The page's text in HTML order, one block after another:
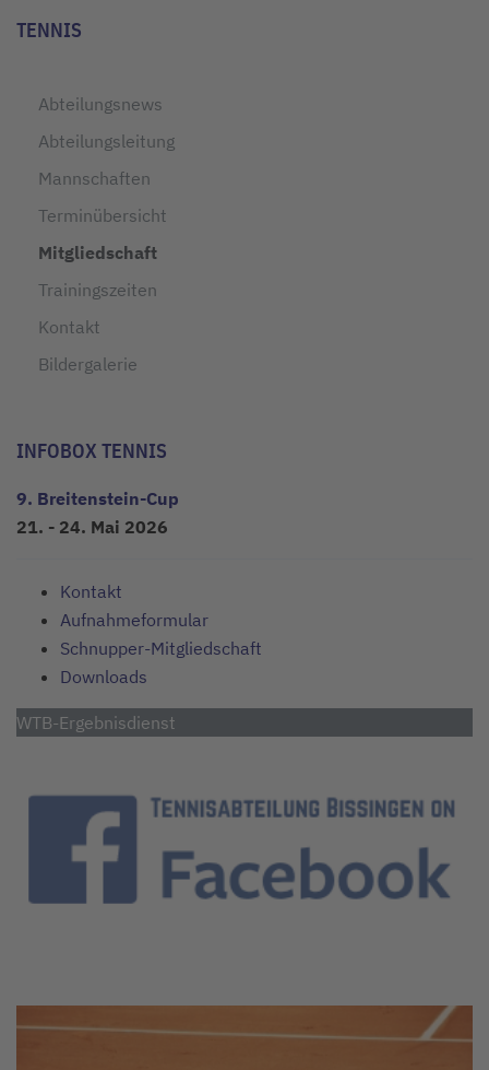
TENNIS
Abteilungsnews
Abteilungsleitung
Mannschaften
Terminübersicht
Mitgliedschaft
Trainingszeiten
Kontakt
Bildergalerie
INFOBOX TENNIS
9. Breitenstein-Cup
21. - 24. Mai 2026
Kontakt
Aufnahmeformular
Schnupper-Mitgliedschaft
Downloads
WTB-Ergebnisdienst